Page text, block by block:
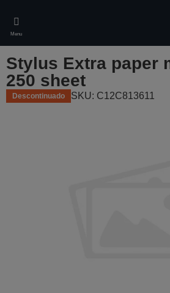
main
content
Menu
Stylus Extra paper
250 sheet
Descontinuado SKU: C12C813611